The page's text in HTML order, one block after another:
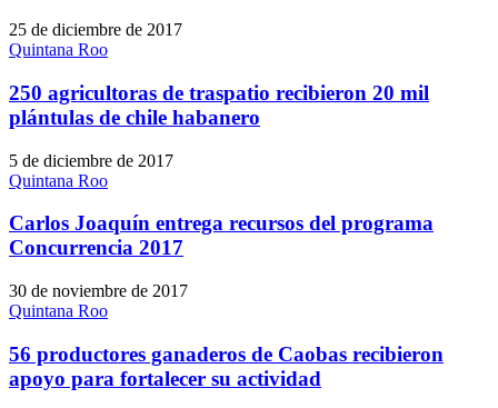
25 de diciembre de 2017
Quintana Roo
250 agricultoras de traspatio recibieron 20 mil
plántulas de chile habanero
5 de diciembre de 2017
Quintana Roo
Carlos Joaquín entrega recursos del programa
Concurrencia 2017
30 de noviembre de 2017
Quintana Roo
56 productores ganaderos de Caobas recibieron
apoyo para fortalecer su actividad